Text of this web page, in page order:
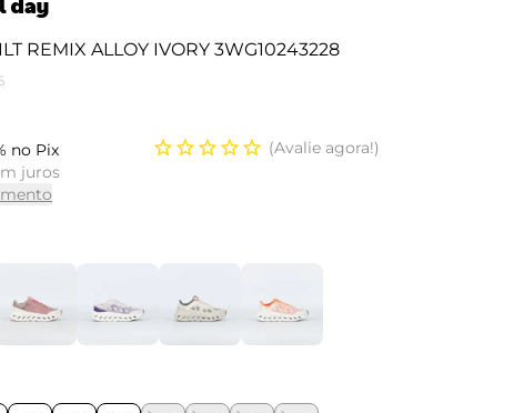
REMIX ALLOY IVORY 3WG10243228
no Pix
juros
Avalie agora!